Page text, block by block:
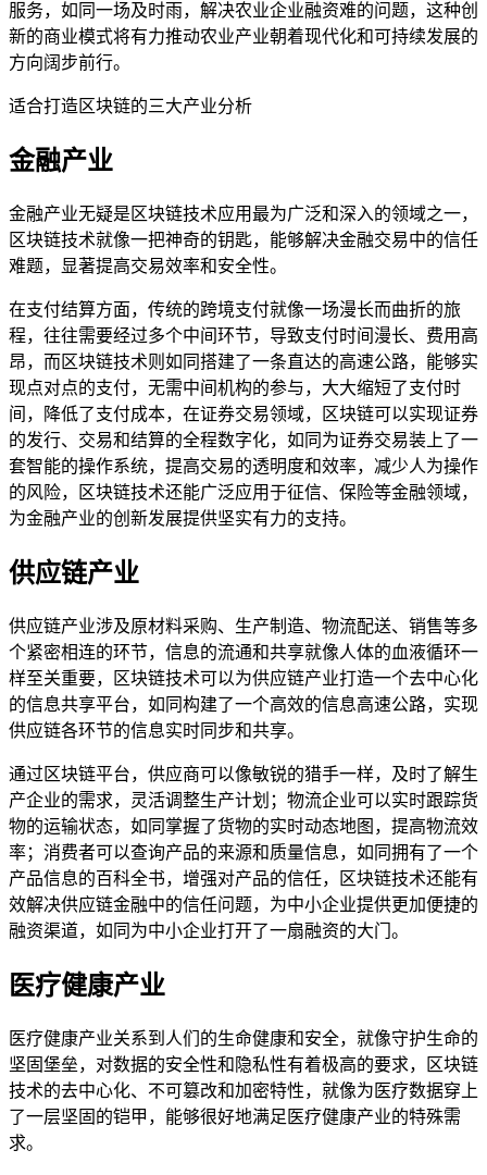
服务，如同一场及时雨，解决农业企业融资难的问题，这种创
新的商业模式将有力推动农业产业朝着现代化和可持续发展的
方向阔步前行。
适合打造区块链的三大产业分析
金融产业
金融产业无疑是区块链技术应用最为广泛和深入的领域之一，
区块链技术就像一把神奇的钥匙，能够解决金融交易中的信任
难题，显著提高交易效率和安全性。
在支付结算方面，传统的跨境支付就像一场漫长而曲折的旅
程，往往需要经过多个中间环节，导致支付时间漫长、费用高
昂，而区块链技术则如同搭建了一条直达的高速公路，能够实
现点对点的支付，无需中间机构的参与，大大缩短了支付时
间，降低了支付成本，在证券交易领域，区块链可以实现证券
的发行、交易和结算的全程数字化，如同为证券交易装上了一
套智能的操作系统，提高交易的透明度和效率，减少人为操作
的风险，区块链技术还能广泛应用于征信、保险等金融领域，
为金融产业的创新发展提供坚实有力的支持。
供应链产业
供应链产业涉及原材料采购、生产制造、物流配送、销售等多
个紧密相连的环节，信息的流通和共享就像人体的血液循环一
样至关重要，区块链技术可以为供应链产业打造一个去中心化
的信息共享平台，如同构建了一个高效的信息高速公路，实现
供应链各环节的信息实时同步和共享。
通过区块链平台，供应商可以像敏锐的猎手一样，及时了解生
产企业的需求，灵活调整生产计划；物流企业可以实时跟踪货
物的运输状态，如同掌握了货物的实时动态地图，提高物流效
率；消费者可以查询产品的来源和质量信息，如同拥有了一个
产品信息的百科全书，增强对产品的信任，区块链技术还能有
效解决供应链金融中的信任问题，为中小企业提供更加便捷的
融资渠道，如同为中小企业打开了一扇融资的大门。
医疗健康产业
医疗健康产业关系到人们的生命健康和安全，就像守护生命的
坚固堡垒，对数据的安全性和隐私性有着极高的要求，区块链
技术的去中心化、不可篡改和加密特性，就像为医疗数据穿上
了一层坚固的铠甲，能够很好地满足医疗健康产业的特殊需
求。